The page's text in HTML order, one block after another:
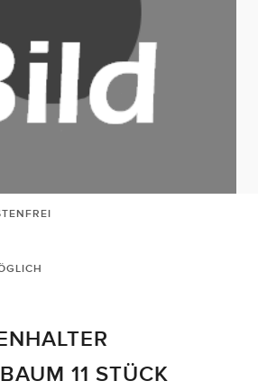
11 STÜCK